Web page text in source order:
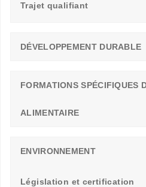
Trajet qualifiant
DÉVELOPPEMENT DURABLE
FORMATIONS SPÉCIFIQUES
ALIMENTAIRE
ENVIRONNEMENT
Législation et certification